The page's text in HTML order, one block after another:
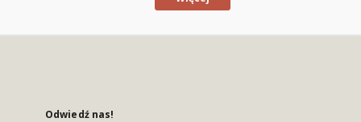
Odwiedź nas!